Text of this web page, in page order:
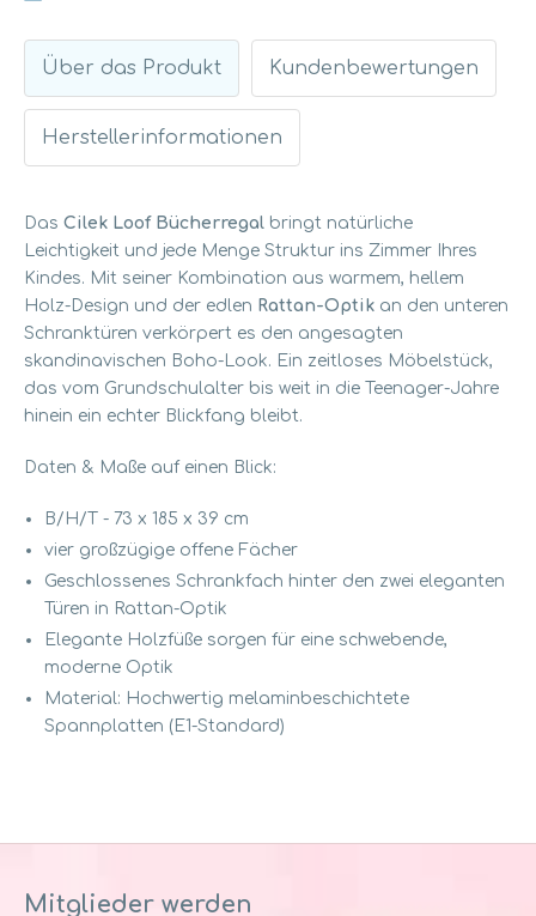
Über das Produkt
Das Cilek Loof Bücherregal bringt natürliche
Leichtigkeit und jede Menge Struktur ins Zimmer Ihres
Kindes. Mit seiner Kombination aus warmem, hellem
Holz-Design und der edlen Rattan-Optik an den unteren
Schranktüren verkörpert es den angesagten
skandinavischen Boho-Look. Ein zeitloses Möbelstück,
das vom Grundschulalter bis weit in die Teenager-Jahre
hinein ein echter Blickfang bleibt.
Daten & Maße auf einen Blick:
B/H/T - 73 x 185 x 39 cm
vier großzügige offene Fächer
Geschlossenes Schrankfach hinter den zwei eleganten
Türen in Rattan-Optik
Elegante Holzfüße sorgen für eine schwebende,
moderne Optik
Material: Hochwertig melaminbeschichtete
Spannplatten (E1-Standard)
Kundenbewertungen
Herstellerinformationen
Mitglieder werden